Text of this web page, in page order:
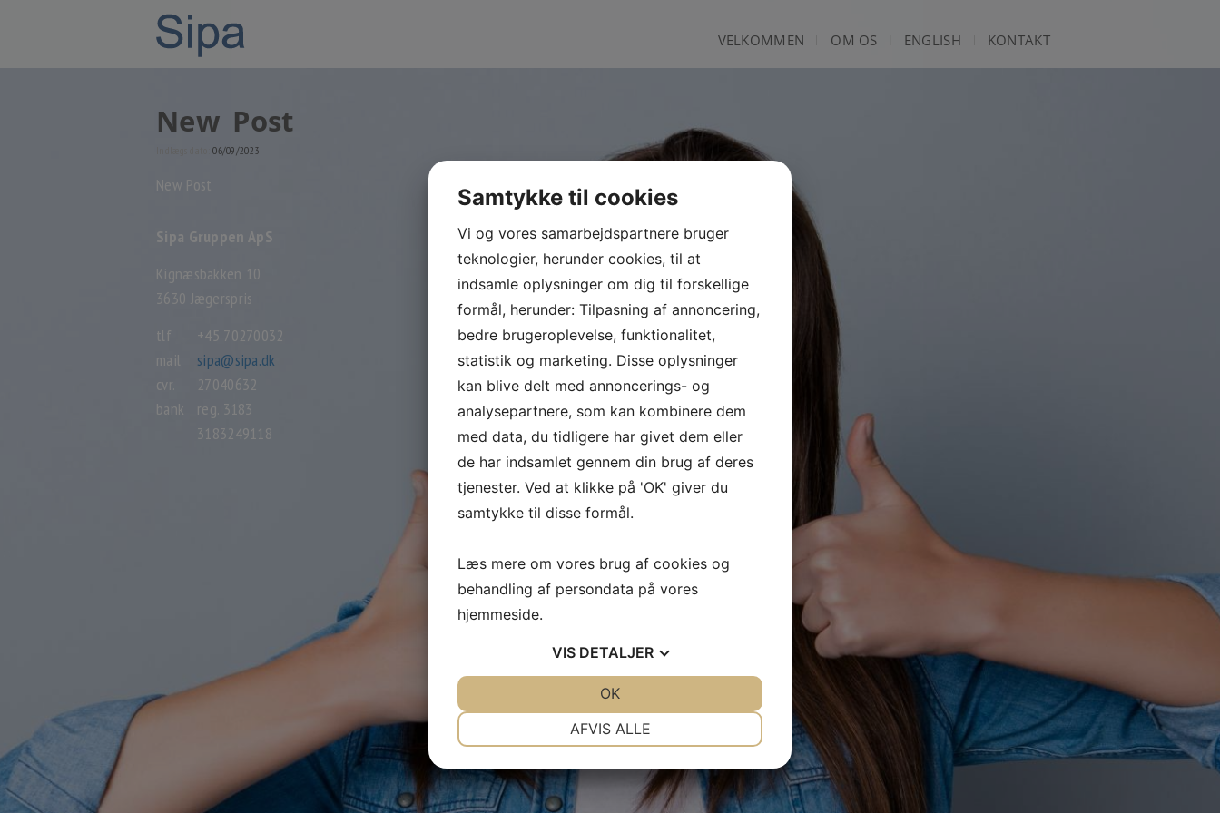
VELKOMMEN OM OS ENGLISH KONTAKT
New Post
Indlægs dato:06/09/2023
New Post
Sipa Gruppen ApS
Kignæsbakken 10
3630 Jægerspris
tlf
+45 70270032
mail
sipa@sipa.dk
cvr.
27040632
bank
reg. 3183
3183249118
Samtykke til cookies
Vi og vores samarbejdspartnere bruger
teknologier, herunder cookies, til at
indsamle oplysninger om dig til forskellige
formål, herunder: Tilpasning af annoncering,
bedre brugeroplevelse, funktionalitet,
statistik og marketing. Disse oplysninger
kan blive delt med annoncerings- og
analysepartnere, som kan kombinere dem
med data, du tidligere har givet dem eller
de har indsamlet gennem din brug af deres
tjenester. Ved at klikke på 'OK' giver du
samtykke til disse formål.
Læs mere om vores brug af cookies og
behandling af persondata på vores
hjemmeside.
VIS DETALJER
MARKETING STATISTIK
AFVIS ALLE
OK